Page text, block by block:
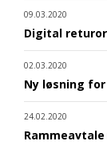
09.03.2020
Digital
02.03.2020
Ny løsning
24.02.2020
Rammeavtale